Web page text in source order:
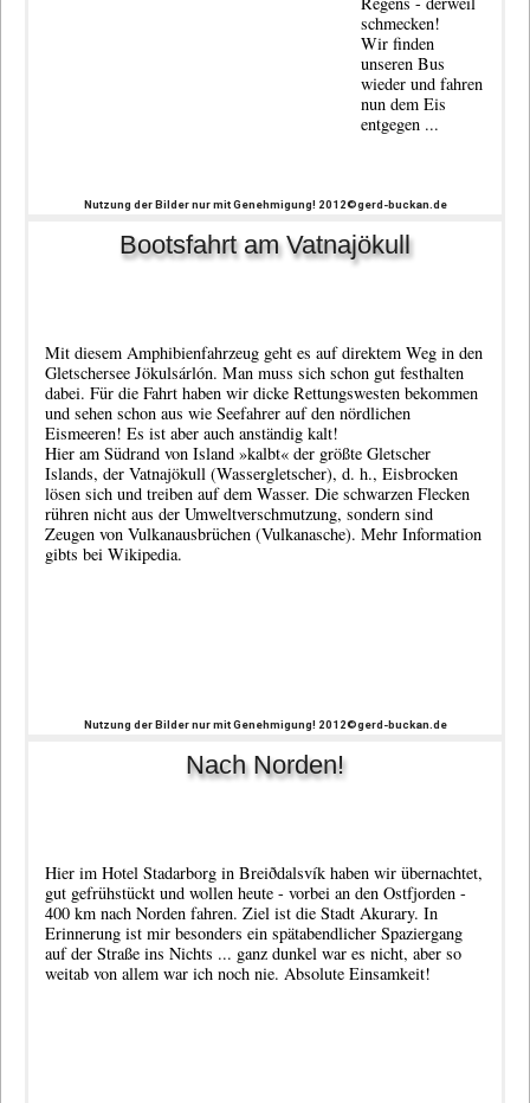
Nutzung der Bilder nur mit Genehmigung! 2012©gerd-buckan.de
schmecken!
Wir finden
unseren Bus
wieder und fahren
nun dem Eis
entgegen ...
Nutzung der Bilder nur mit Genehmigung! 2012©gerd-buckan.de
Bootsfahrt am Vatnajökull
Mit diesem Amphibienfahrzeug geht es auf direktem Weg in den
Gletschersee Jökulsárlón. Man muss sich schon gut festhalten
dabei. Für die Fahrt haben wir dicke Rettungswesten bekommen
und sehen schon aus wie Seefahrer auf den nördlichen
Eismeeren! Es ist aber auch anständig kalt!
Hier am Südrand von Island »kalbt« der größte Gletscher
Islands, der Vatnajökull (Wassergletscher), d. h., Eisbrocken
lösen sich und treiben auf dem Wasser. Die schwarzen Flecken
rühren nicht aus der Umweltverschmutzung, sondern sind
Zeugen von Vulkanausbrüchen (Vulkanasche). Mehr Information
gibts beiWikipedia.
Nach Norden!
Hier im Hotel Stadarborg in Breiðdalsvík haben wir übernachtet,
gut gefrühstückt und wollen heute - vorbei an den Ostfjorden -
400 km nach Norden fahren. Ziel ist die Stadt Akurary. In
Erinnerung ist mir besonders ein spätabendlicher Spaziergang
auf der Straße ins Nichts ... ganz dunkel war es nicht, aber so
weitab von allem war ich noch nie. Absolute Einsamkeit!